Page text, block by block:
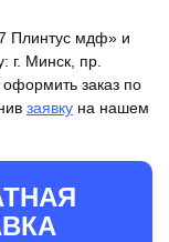
Плинтус мдф» и
г. Минск, пр.
заказ по
заявку на нашем